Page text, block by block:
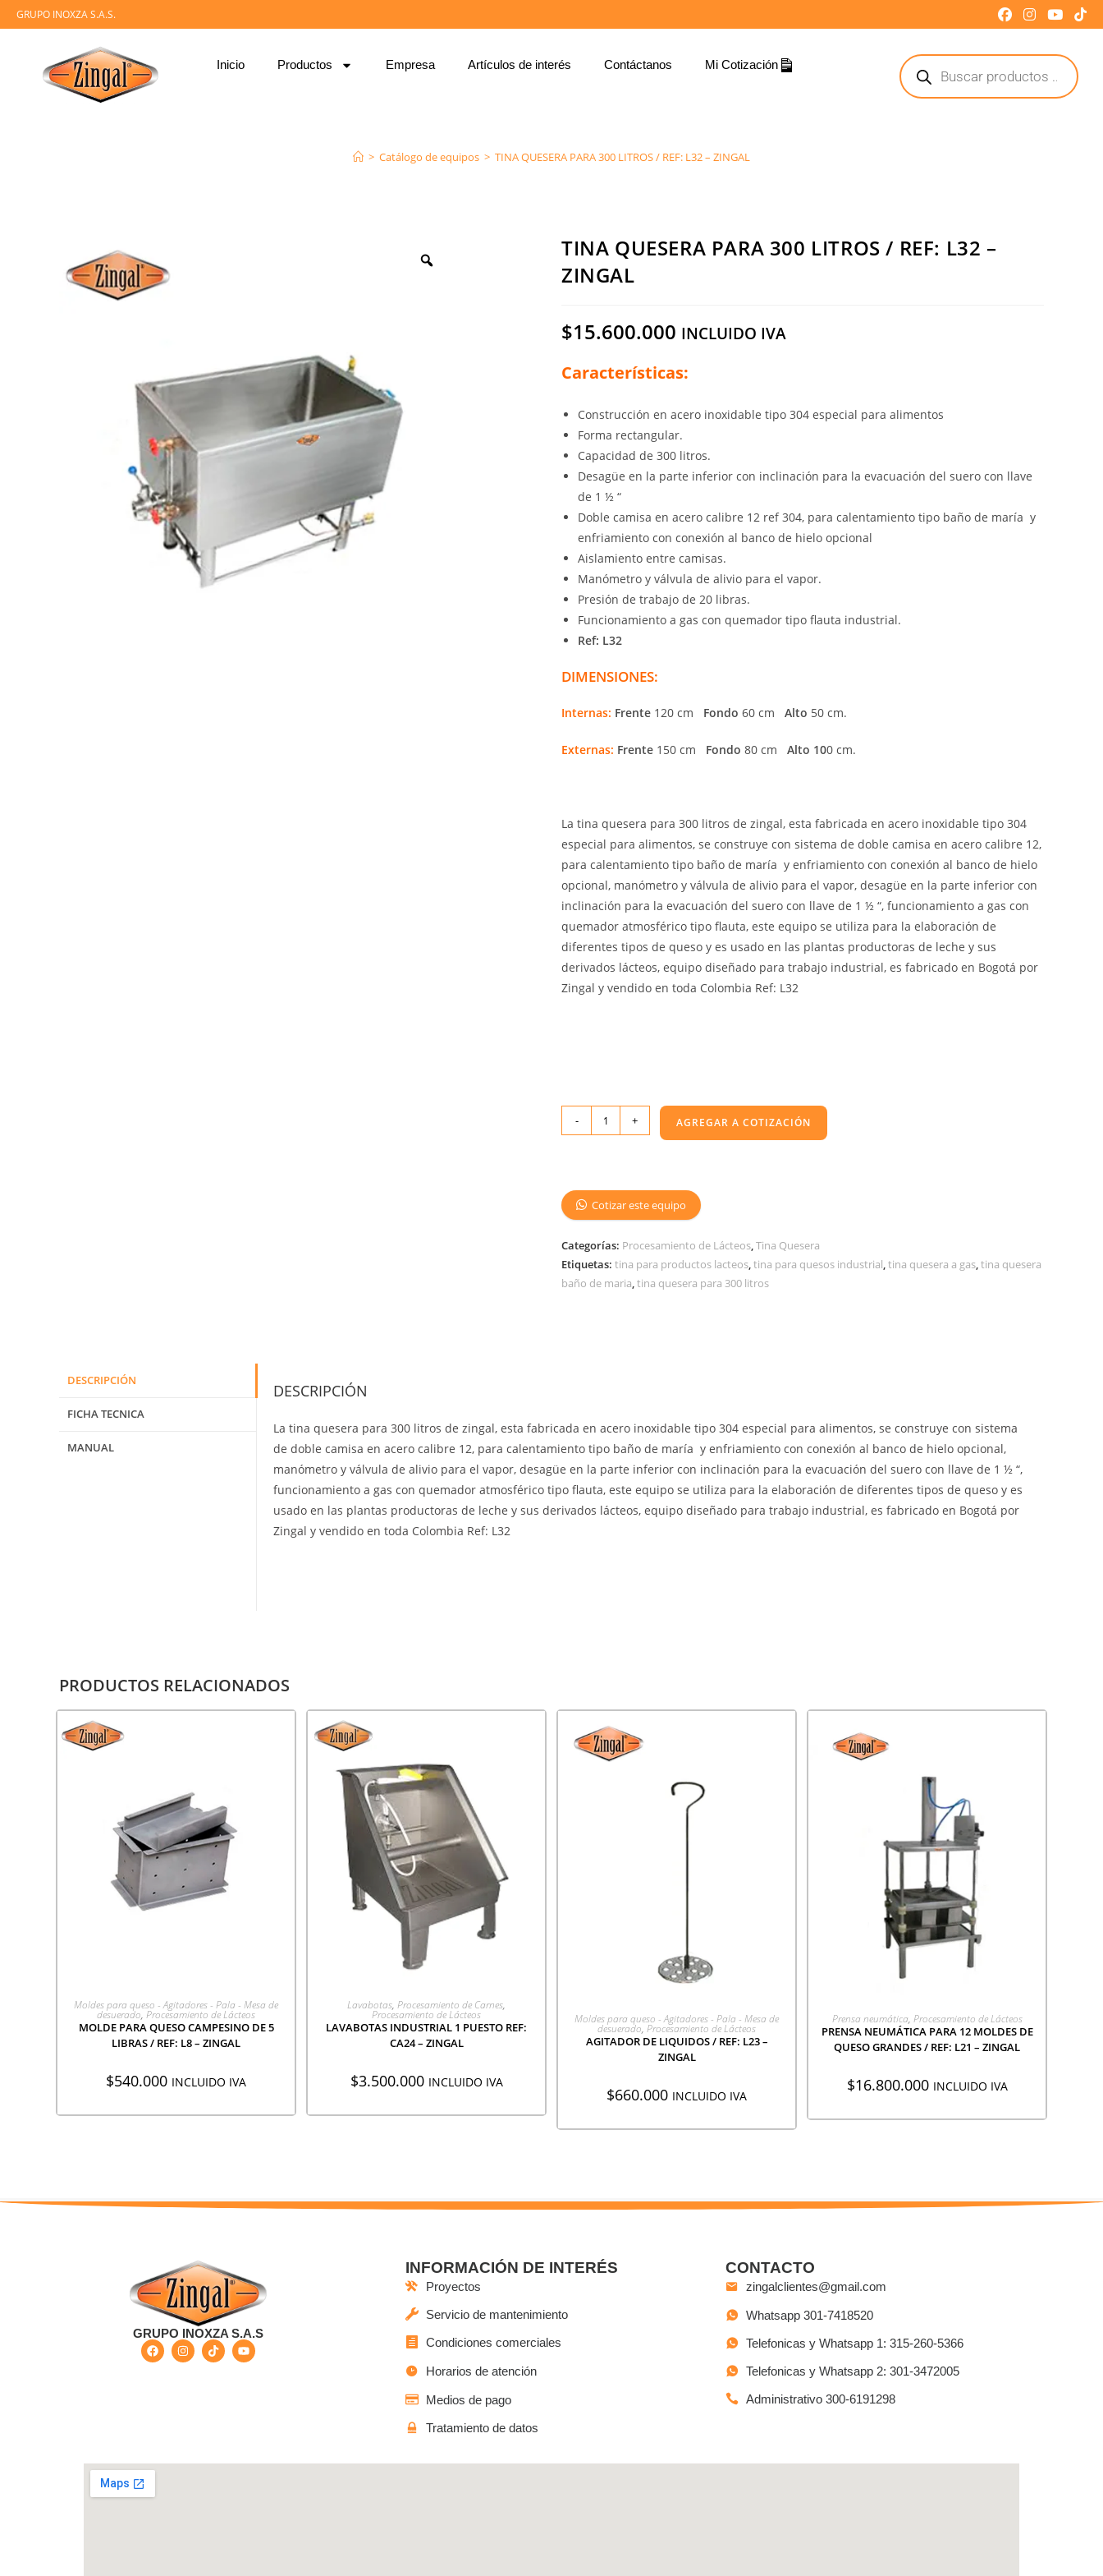
GRUPO INOXZA S.A.S.
Inicio Productos Empresa Artículos de interés Contáctanos Mi Cotización
> Catálogo de equipos > TINA QUESERA PARA 300 LITROS / REF: L32 – ZINGAL
TINA QUESERA PARA 300 LITROS / REF: L32 –
ZINGAL
$15.600.000 INCLUIDO IVA
Características:
Construcción en acero inoxidable tipo 304 especial para alimentos
Forma rectangular.
Capacidad de 300 litros.
Desagüe en la parte inferior con inclinación para la evacuación del suero con llave
de 1 ½ “
Doble camisa en acero calibre 12 ref 304, para calentamiento tipo baño de maría y
enfriamiento con conexión al banco de hielo opcional
Aislamiento entre camisas.
Manómetro y válvula de alivio para el vapor.
Presión de trabajo de 20 libras.
Funcionamiento a gas con quemador tipo flauta industrial.
Ref: L32
DIMENSIONES:
Internas: Frente 120 cm Fondo 60 cm Alto 50 cm.
Externas: Frente 150 cm Fondo 80 cm Alto 100 cm.
La tina quesera para 300 litros de zingal, esta fabricada en acero inoxidable tipo 304
especial para alimentos, se construye con sistema de doble camisa en acero calibre 12,
para calentamiento tipo baño de maría y enfriamiento con conexión al banco de hielo
opcional, manómetro y válvula de alivio para el vapor, desagüe en la parte inferior con
inclinación para la evacuación del suero con llave de 1 ½ “, funcionamiento a gas con
quemador atmosférico tipo flauta, este equipo se utiliza para la elaboración de
diferentes tipos de queso y es usado en las plantas productoras de leche y sus
derivados lácteos, equipo diseñado para trabajo industrial, es fabricado en Bogotá por
Zingal y vendido en toda Colombia Ref: L32
- + AGREGAR A COTIZACIÓN
Cotizar este equipo
Categorías: Procesamiento de Lácteos,Tina Quesera
Etiquetas: tina para productos lacteos,tina para quesos industrial,tina quesera a gas,tina quesera
baño de maria,tina quesera para 300 litros
DESCRIPCIÓN
FICHA TECNICA
MANUAL
DESCRIPCIÓN
La tina quesera para 300 litros de zingal, esta fabricada en acero inoxidable tipo 304 especial para alimentos, se construye con sistema
de doble camisa en acero calibre 12, para calentamiento tipo baño de maría y enfriamiento con conexión al banco de hielo opcional,
manómetro y válvula de alivio para el vapor, desagüe en la parte inferior con inclinación para la evacuación del suero con llave de 1 ½ “,
funcionamiento a gas con quemador atmosférico tipo flauta, este equipo se utiliza para la elaboración de diferentes tipos de queso y es
usado en las plantas productoras de leche y sus derivados lácteos, equipo diseñado para trabajo industrial, es fabricado en Bogotá por
Zingal y vendido en toda Colombia Ref: L32
PRODUCTOS RELACIONADOS
AGREGAR A COTIZACIÓN
Moldes para queso - Agitadores - Pala - Mesa de
desuerado, Procesamiento de Lácteos
MOLDE PARA QUESO CAMPESINO DE 5
LIBRAS / REF: L8 – ZINGAL
$540.000 INCLUIDO IVA
AGREGAR A COTIZACIÓN
Lavabotas, Procesamiento de Carnes,
Procesamiento de Lácteos
LAVABOTAS INDUSTRIAL 1 PUESTO REF:
CA24 – ZINGAL
$3.500.000 INCLUIDO IVA
AGREGAR A COTIZACIÓN
Moldes para queso - Agitadores - Pala - Mesa de
desuerado, Procesamiento de Lácteos
AGITADOR DE LIQUIDOS / REF: L23 –
ZINGAL
$660.000 INCLUIDO IVA
AGREGAR A COTIZACIÓN
Prensa neumática, Procesamiento de Lácteos
PRENSA NEUMÁTICA PARA 12 MOLDES DE
QUESO GRANDES / REF: L21 – ZINGAL
$16.800.000 INCLUIDO IVA
GRUPO INOXZA S.A.S
INFORMACIÓN DE INTERÉS
Proyectos
Servicio de mantenimiento
Condiciones comerciales
Horarios de atención
Medios de pago
Tratamiento de datos
CONTACTO
zingalclientes@gmail.com
Whatsapp 301-7418520
Telefonicas y Whatsapp 1: 315-260-5366
Telefonicas y Whatsapp 2: 301-3472005
Administrativo 300-6191298